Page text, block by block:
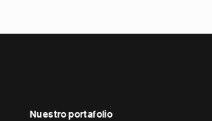
Nuestro portafolio